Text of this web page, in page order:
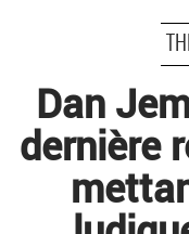
Dan
dernière